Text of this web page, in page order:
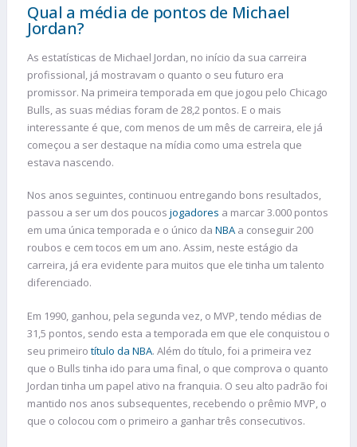
Qual a média de pontos de Michael
Jordan?
As estatísticas de Michael Jordan, no início da sua carreira
profissional, já mostravam o quanto o seu futuro era
promissor. Na primeira temporada em que jogou pelo Chicago
Bulls, as suas médias foram de 28,2 pontos. E o mais
interessante é que, com menos de um mês de carreira, ele já
começou a ser destaque na mídia como uma estrela que
estava nascendo.
Nos anos seguintes, continuou entregando bons resultados,
passou a ser um dos poucos jogadores a marcar 3.000 pontos
em uma única temporada e o único da NBA a conseguir 200
roubos e cem tocos em um ano. Assim, neste estágio da
carreira, já era evidente para muitos que ele tinha um talento
diferenciado.
Em 1990, ganhou, pela segunda vez, o MVP, tendo médias de
31,5 pontos, sendo esta a temporada em que ele conquistou o
seu primeiro título da NBA. Além do título, foi a primeira vez
que o Bulls tinha ido para uma final, o que comprova o quanto
Jordan tinha um papel ativo na franquia. O seu alto padrão foi
mantido nos anos subsequentes, recebendo o prêmio MVP, o
que o colocou com o primeiro a ganhar três consecutivos.